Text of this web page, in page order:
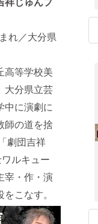
れ／大分県
高等学校美
大分県立芸
中に演劇に
師の道を捨
劇団吉祥
ルキュー
宰・作・演
こなす。